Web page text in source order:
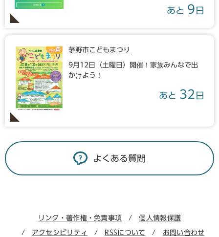
あと 9 日
茅野市こどもまつり
9月12日（土曜日）開催！家族みんなで出
かけよう！
あと 32 日
よくある質問
リンク・著作権・免責事項 個人情報保護
アクセシビリティ RSSについて お問い合わせ